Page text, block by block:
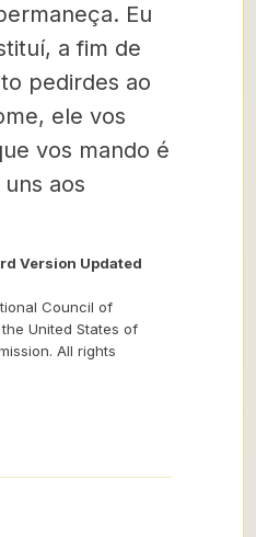
Eu
a fim de
pedirdes ao
ele vos
vos mando é
aos
Version Updated
Council of
United States of
All rights